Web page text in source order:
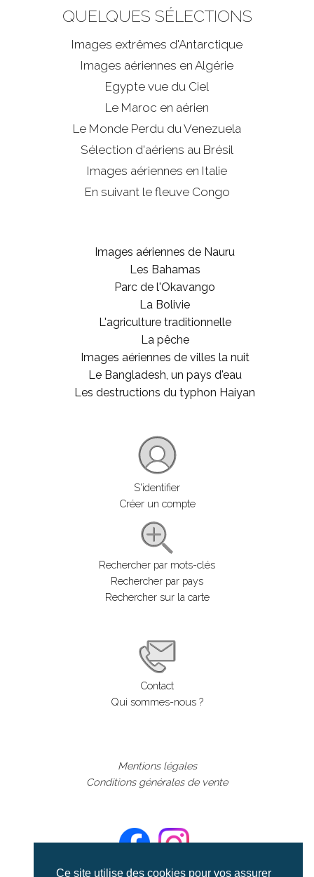
Ce site utilise des cookies pour vos assurer
QUELQUES SÉLECTIONS
Images extrêmes d'Antarctique
Images aériennes en Algérie
Egypte vue du Ciel
Le Maroc en aérien
Le Monde Perdu du Venezuela
Sélection d'aériens au Brésil
Images aériennes en Italie
En suivant le fleuve Congo
Images aériennes de Nauru
Les Bahamas
Parc de l'Okavango
La Bolivie
L'agriculture traditionnelle
La pêche
Images aériennes de villes la nuit
Le Bangladesh, un pays d'eau
Les destructions du typhon Haiyan
S'identifier
Créer un compte
Rechercher par mots-clés
Rechercher par pays
Rechercher sur la carte
Contact
Qui sommes-nous ?
Mentions légales
Conditions générales de vente